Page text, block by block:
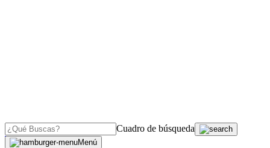
Cuadro de búsqueda
Menú
OJO